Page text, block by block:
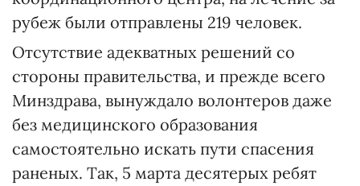
рубеж были отправлены 219 человек.
Отсутствие адекватных решений со
стороны правительства, и прежде всего
Минздрава, вынуждало волонтеров даже
без медицинского образования
самостоятельно искать пути спасения
раненых. Так, 5 марта десятерых ребят